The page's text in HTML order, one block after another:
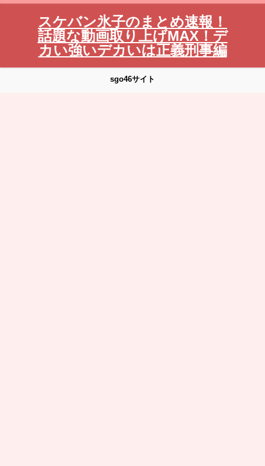
スケバン氷子のまとめ速報！
話題な動画取り上げMAX！デ
カい強いデカいは正義刑事編
sgo46サイト